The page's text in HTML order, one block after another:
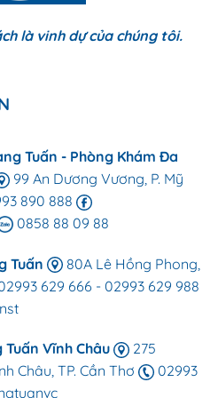
là vinh dự của chúng tôi.
Tuấn - Phòng Khám Đa
99 An Dương Vương, P. Mỹ
890 888
0858 88 09 88
Tuấn
80A Lê Hồng Phong,
629 666 - 02993 629 988
Vĩnh Châu
275
Châu, TP. Cần Thơ
02993